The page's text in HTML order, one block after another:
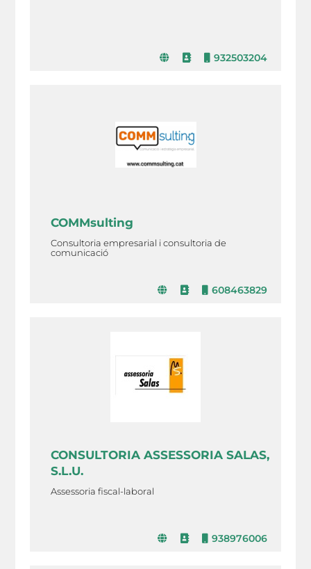
932503204
COMMsulting
Consultoria empresarial i consultoria de
comunicació
608463829
CONSULTORIA ASSESSORIA SALAS,
S.L.U.
Assessoria fiscal-laboral
938976006